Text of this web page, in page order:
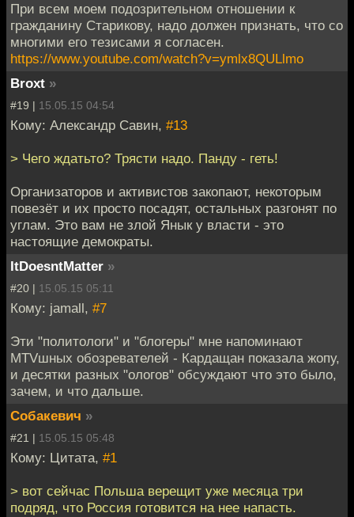
При всем моем подозрительном отношении к
гражданину Старикову, надо должен признать, что со
многими его тезисами я согласен.
https://www.youtube.com/watch?v=ymlx8QULlmo
Broxt »
#19 | 15.05.15 04:54
Кому: Александр Савин, #13
> Чего ждатьто? Трясти надо. Панду - геть!
Организаторов и активистов закопают, некоторым
повезёт и их просто посадят, остальных разгонят по
углам. Это вам не злой Янык у власти - это
настоящие демократы.
ItDoesntMatter »
#20 | 15.05.15 05:11
Кому: jamall, #7
Эти "политологи" и "блогеры" мне напоминают
MTVшных обозревателей - Кардащан показала жопу,
и десятки разных "ологов" обсуждают что это было,
зачем, и что дальше.
Собакевич »
#21 | 15.05.15 05:48
Кому: Цитата, #1
> вот сейчас Польша верещит уже месяца три
подряд, что Россия готовится на нее напасть.